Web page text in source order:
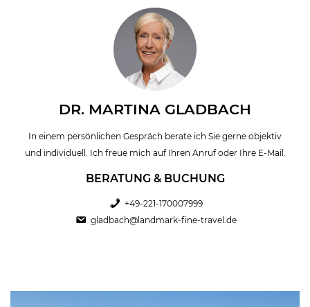
DR. MARTINA GLADBACH
In einem persönlichen Gespräch berate ich Sie gerne objektiv
und individuell. Ich freue mich auf Ihren Anruf oder Ihre E-Mail.
BERATUNG & BUCHUNG
+49-221-170007999
gladbach@landmark-fine-travel.de